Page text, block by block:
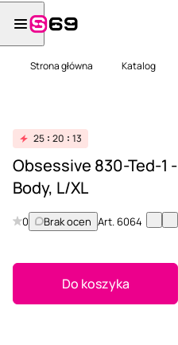
Strona główna Katalog
25 20 13
Obsessive 830-Ted-1 -
Body, L/XL
0 Brak ocen Art.6064
Do koszyka